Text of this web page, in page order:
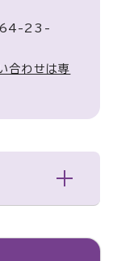
23-
合わせは専